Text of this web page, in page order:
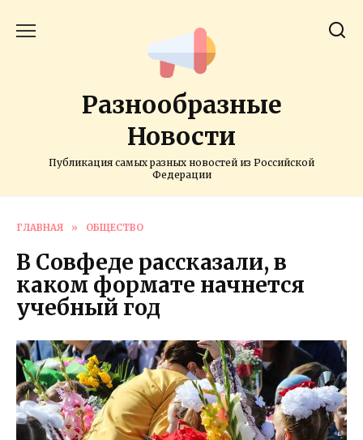
Разнообразные
Новости
Публикация самых разных новостей из Российской
Федерации
ГЛАВНАЯ » ОБЩЕСТВО
В Совфеде рассказали, в
каком формате начнется
учебный год